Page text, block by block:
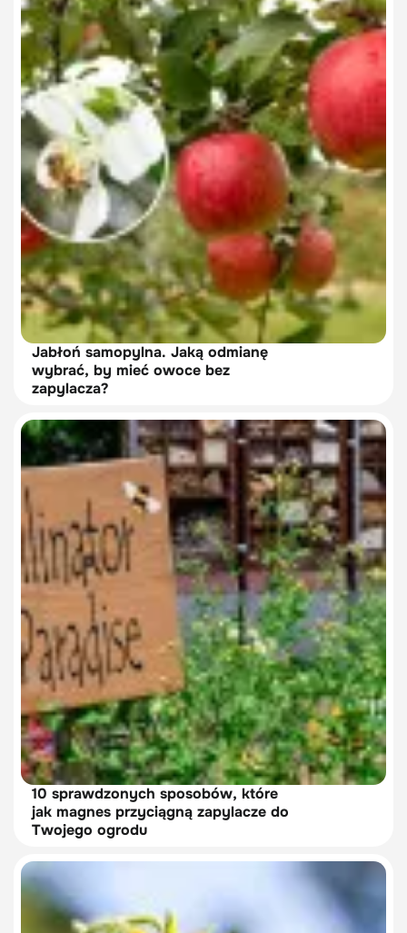
Jabłoń samopylna. Jaką odmianę
wybrać, by mieć owoce bez
zapylacza?
10 sprawdzonych sposobów, które
jak magnes przyciągną zapylacze do
Twojego ogrodu